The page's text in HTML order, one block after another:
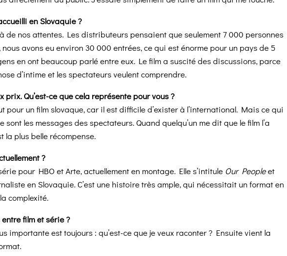
en Slovaquie ?
de nos attentes. Les distributeurs pensaient que seulement 7 000 personnes
avons eu environ 30 000 entrées, ce qui est énorme pour un pays de 5
en ont beaucoup parlé entre eux. Le film a suscité des discussions, parce
d’intime et les spectateurs veulent comprendre.
prix. Qu’est-ce que cela représente pour vous ?
pour un film slovaque, car il est difficile d’exister à l’international. Mais ce qui
sont les messages des spectateurs. Quand quelqu’un me dit que le film l’a
la plus belle récompense.
?
pour HBO et Arte, actuellement en montage. Elle s’intitule Our Peopleet
en Slovaquie. C’est une histoire très ample, qui nécessitait un format en
complexité.
film et série ?
importante est toujours : qu’est-ce que je veux raconter ? Ensuite vient la